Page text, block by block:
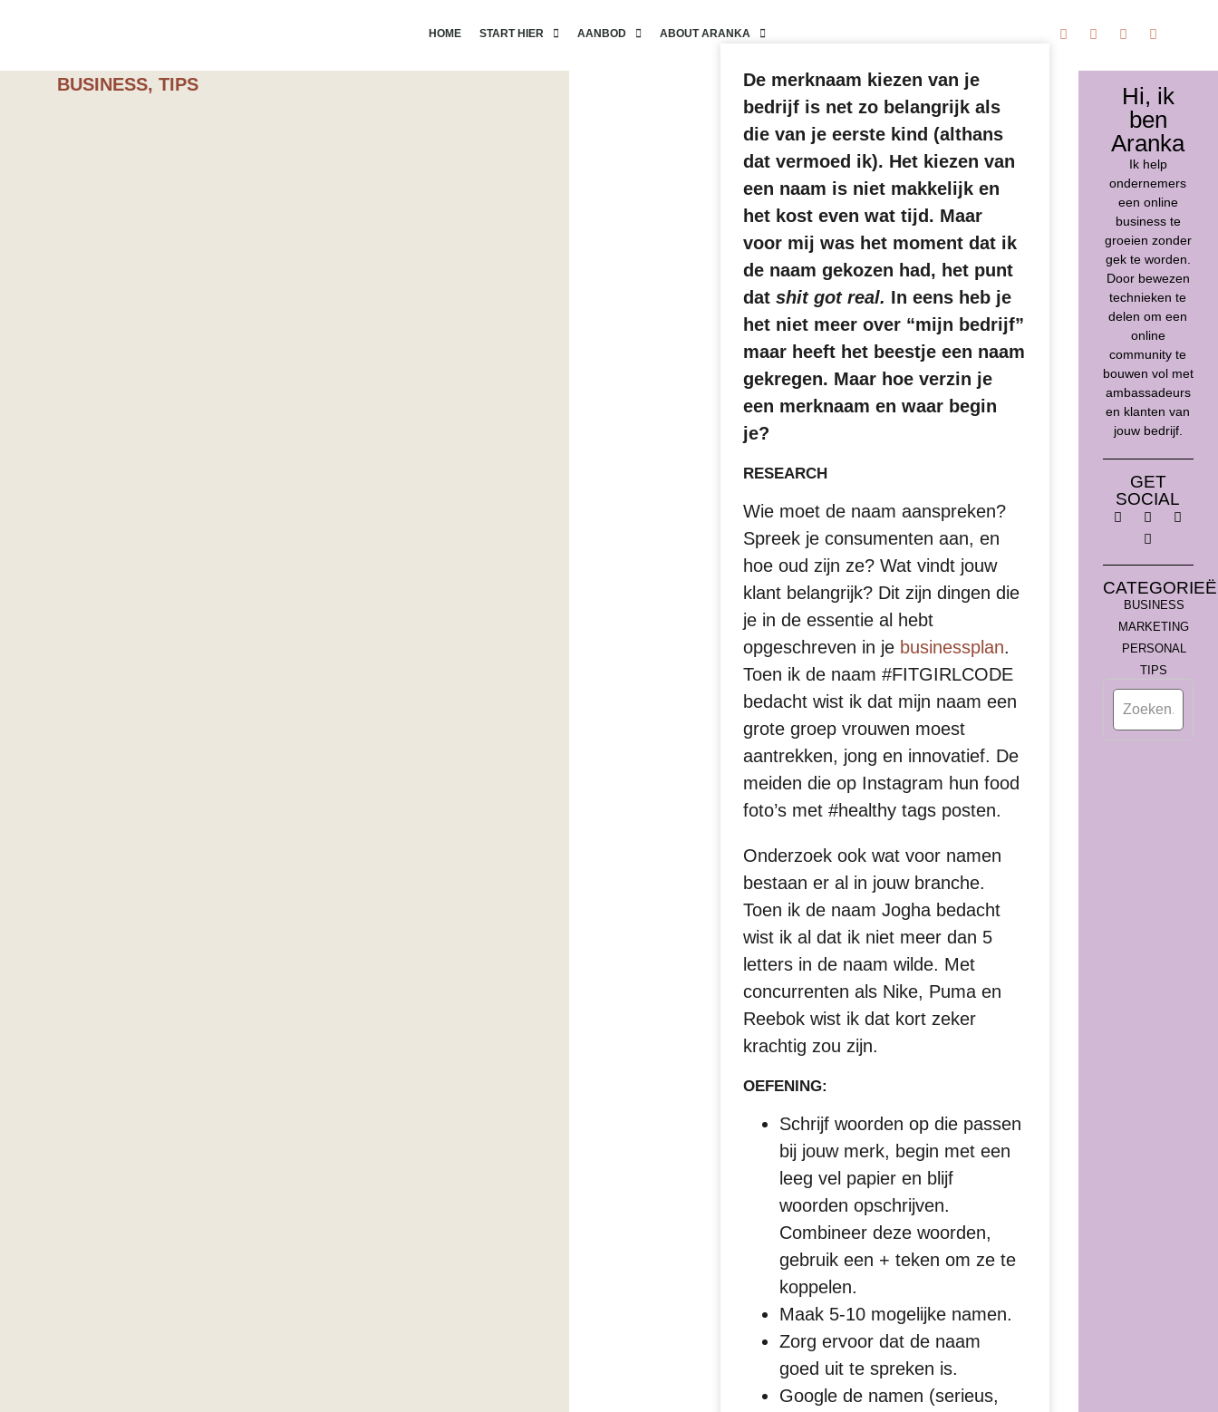
HOME START HIER AANBOD ABOUT ARANKA
BUSINESS, TIPS
De merknaam kiezen van je
bedrijf is net zo belangrijk als
die van je eerste kind (althans
dat vermoed ik). Het kiezen van
een naam is niet makkelijk en
het kost even wat tijd. Maar
voor mij was het moment dat ik
de naam gekozen had, het punt
datshit got real. In eens heb je
het niet meer over “mijn bedrijf”
maar heeft het beestje een naam
gekregen. Maar hoe verzin je
een merknaam en waar begin
je?
RESEARCH
Wie moet de naam aanspreken?
Spreek je consumenten aan, en
hoe oud zijn ze? Wat vindt jouw
klant belangrijk? Dit zijn dingen die
je in de essentie al hebt
opgeschreven in je businessplan.
Toen ik de naam #FITGIRLCODE
bedacht wist ik dat mijn naam een
grote groep vrouwen moest
aantrekken, jong en innovatief. De
meiden die op Instagram hun food
foto’s met #healthy tags posten.
Onderzoek ook wat voor namen
bestaan er al in jouw branche.
Toen ik de naam Jogha bedacht
wist ik al dat ik niet meer dan 5
letters in de naam wilde. Met
concurrenten als Nike, Puma en
Reebok wist ik dat kort zeker
krachtig zou zijn.
OEFENING:
Schrijf woorden op die passen
bij jouw merk, begin met een
leeg vel papier en blijf
woorden opschrijven.
Combineer deze woorden,
gebruik een + teken om ze te
koppelen.
Maak 5-10 mogelijke namen.
Zorg ervoor dat de naam
goed uit te spreken is.
Google de namen (serieus,
Hi, ik
ben
Aranka
Ik help
ondernemers
een online
business te
groeien zonder
gek te worden.
Door bewezen
technieken te
delen om een
online
community te
bouwen vol met
ambassadeurs
en klanten van
jouw bedrijf.
GET
SOCIAL
BUSINESS
MARKETING
PERSONAL
TIPS